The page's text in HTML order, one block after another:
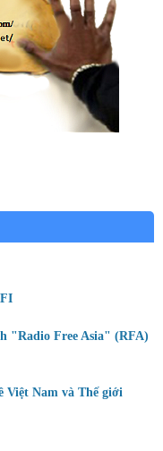
"Radio Free Asia" (RFA)
Việt Nam và Thế giới